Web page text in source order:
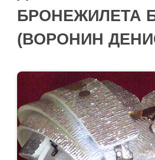
БРОНЕЖИЛЕТА
(ВОРОНИН